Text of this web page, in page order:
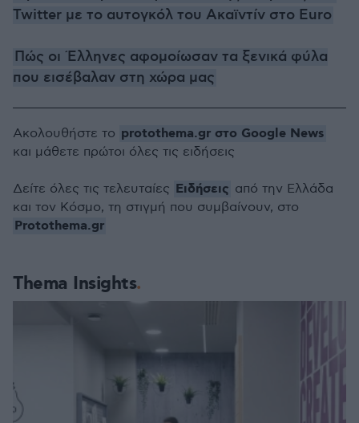
Twitter με το αυτογκόλ του Ακαϊντίν στο Euro
Πώς οι Έλληνες αφομοίωσαν τα ξενικά φύλα
που εισέβαλαν στη χώρα μας
Thema Insights
Ακολουθήστε το protothema.gr στο Google News
και μάθετε πρώτοι όλες τις ειδήσεις
Δείτε όλες τις τελευταίες Ειδήσεις από την Ελλάδα
και τον Κόσμο, τη στιγμή που συμβαίνουν, στο
Protothema.gr